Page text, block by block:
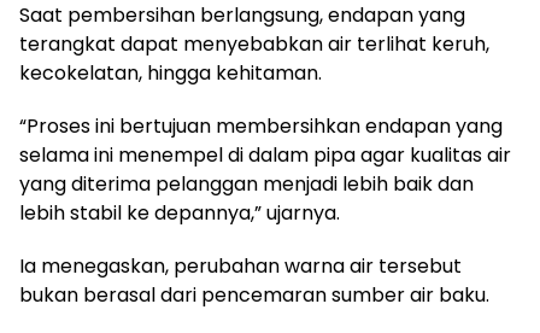
Saat pembersihan berlangsung, endapan yang
terangkat dapat menyebabkan air terlihat keruh,
kecokelatan, hingga kehitaman.
“Proses ini bertujuan membersihkan endapan yang
selama ini menempel di dalam pipa agar kualitas air
yang diterima pelanggan menjadi lebih baik dan
lebih stabil ke depannya,” ujarnya.
Ia menegaskan, perubahan warna air tersebut
bukan berasal dari pencemaran sumber air baku.